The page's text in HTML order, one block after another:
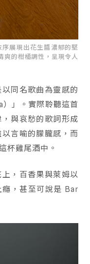
展現出花生醬濃郁的堅
爽的柑橘調性，呈現令人
同名歌曲為靈感的
」。實際聆聽這首
與哀愁的歌詞形成
言喻的朦朧感，而
杯雞尾酒中。
，百香果與萊姆以
，甚至可說是 Bar